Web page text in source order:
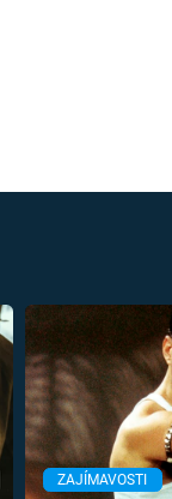
ZAJÍMAVOSTI